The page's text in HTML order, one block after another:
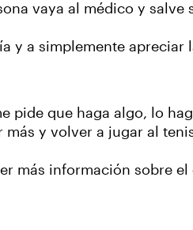
vaya al médico y salve
y a simplemente apreciar
pide que haga algo, lo
y volver a jugar al
más información sobre